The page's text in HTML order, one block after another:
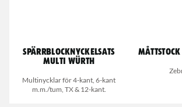
Spärrblocknyckelsats
Multi Würth
Multinycklar för 4-kant, 6-kant
m.m./tum, TX & 12-kant.
Måttstock